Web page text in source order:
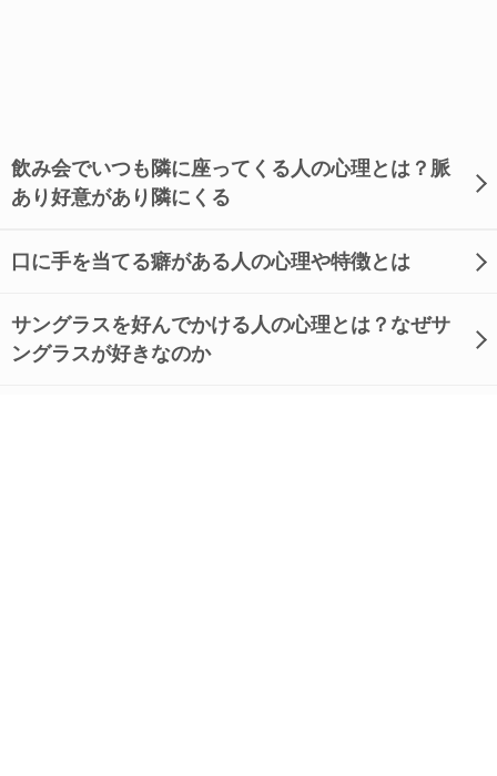
飲み会でいつも隣に座ってくる人の心理とは？脈
あり好意があり隣にくる
口に手を当てる癖がある人の心理や特徴とは
サングラスを好んでかける人の心理とは？なぜサ
ングラスが好きなのか